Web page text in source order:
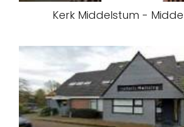
Kerk Middelstum -